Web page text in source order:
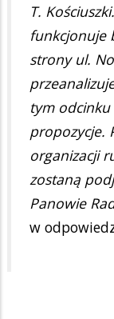
T.
funkcjonuje
strony ul.
tym odcinku
propozycje.
organizacji
zostaną
Panowie
w